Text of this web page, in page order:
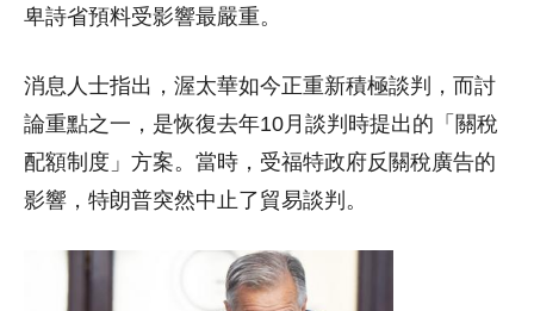
卑詩省預料受影響最嚴重。
消息人士指出，渥太華如今正重新積極談判，而討
論重點之一，是恢復去年10月談判時提出的「關稅
配額制度」方案。當時，受福特政府反關稅廣告的
影響，特朗普突然中止了貿易談判。